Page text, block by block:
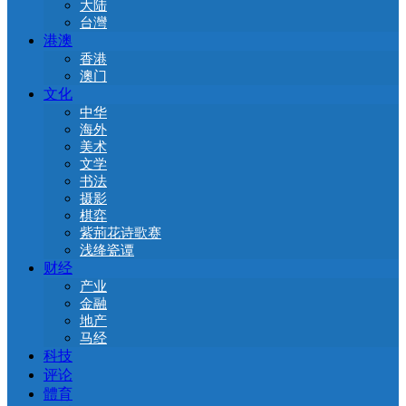
大陆
台灣
港澳
香港
澳门
文化
中华
海外
美术
文学
书法
摄影
棋弈
紫荊花诗歌赛
浅绛瓷谭
财经
产业
金融
地产
马经
科技
评论
體育